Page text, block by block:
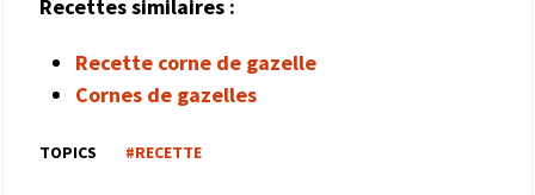
Recettes similaires :
Recette corne de gazelle
Cornes de gazelles
TOPICS #RECETTE